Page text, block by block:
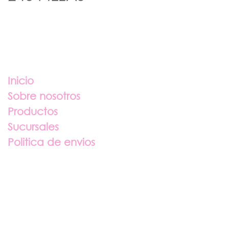
Inicio
Sobre nosotros
Productos
Sucursales
Politica de envios